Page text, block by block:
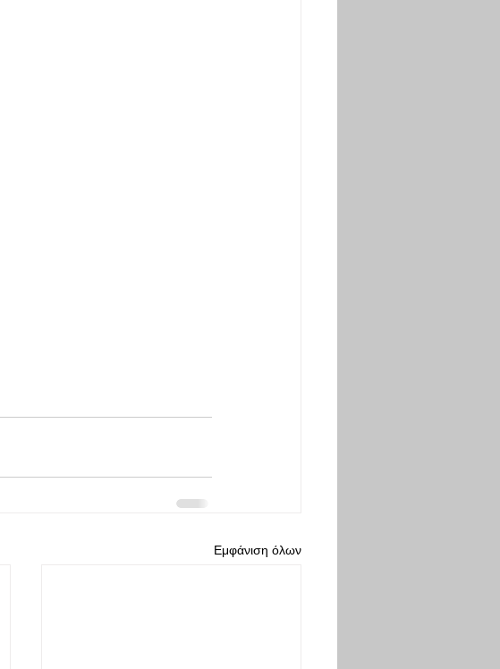
Εμφάνιση όλων